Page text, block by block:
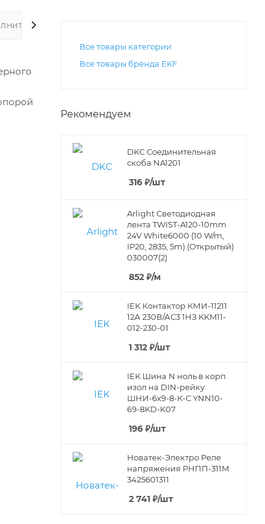
Все товары категории
Все товары бренда EKF
Рекомендуем
DKC Соединительная
скоба NA1201
316 ₽/шт
Arlight Светодиодная
лента TWIST-A120-10mm
24V White6000 (10 W/m,
IP20, 2835, 5m) (Открытый)
030007(2)
852 ₽/м
IEK Контактор КМИ-11211
12А 230В/АС3 1HЗ KKM11-
012-230-01
1 312 ₽/шт
IEK Шина N ноль в корп
изол на DIN-рейку
ШНИ-6х9-8-К-С YNN10-
69-8KD-K07
196 ₽/шт
Новатек-Электро Реле
напряжения РНПП-311М
3425601311
2 741 ₽/шт